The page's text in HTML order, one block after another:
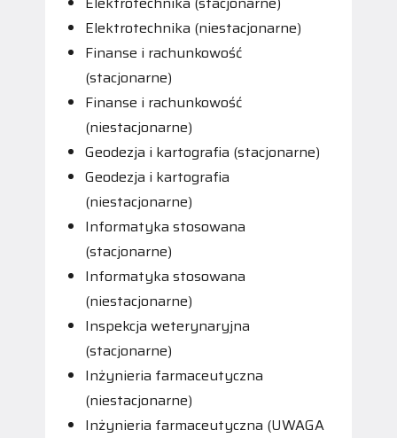
Elektrotechnika (niestacjonarne)
Finanse i rachunkowość
(stacjonarne)
Finanse i rachunkowość
(niestacjonarne)
Geodezja i kartografia (stacjonarne)
Geodezja i kartografia
(niestacjonarne)
Informatyka stosowana
(stacjonarne)
Informatyka stosowana
(niestacjonarne)
Inspekcja weterynaryjna
(stacjonarne)
Inżynieria farmaceutyczna
(niestacjonarne)
Inżynieria farmaceutyczna (UWAGA